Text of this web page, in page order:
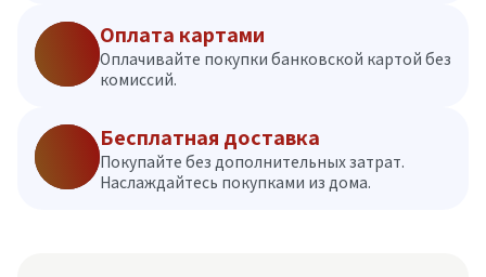
Оплата картами
Оплачивайте покупки банковской картой без
комиссий.
Бесплатная доставка
Покупайте без дополнительных затрат.
Наслаждайтесь покупками из дома.